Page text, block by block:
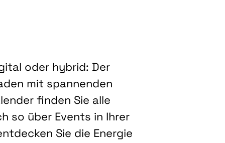
oder hybrid: Der
mit spannenden
finden Sie alle
so über Events in Ihrer
Sie die Energie